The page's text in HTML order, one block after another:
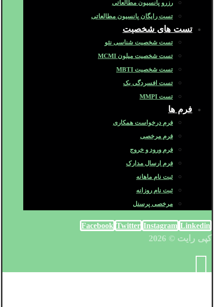
رزرو پانسیون مطالعاتی
تست رایگان پانسیون مطالعاتی
تست های شخصیت
تست شخصیت شناسی نئو
تست شخصیت میلون MCMI
تست شخصیت MBTI
تست افسردگی بک
تست MMPI
فرم ها
فرم درخواست همکاری
فرم مرخصی
فرم ورود و خروج
فرم ارسال مدارک
ثبت نام ماهانه
ثبت نام روزانه
مرخصی پرسنل
Facebook Twitter Instagram Linkedin
کپی رایت © 2026